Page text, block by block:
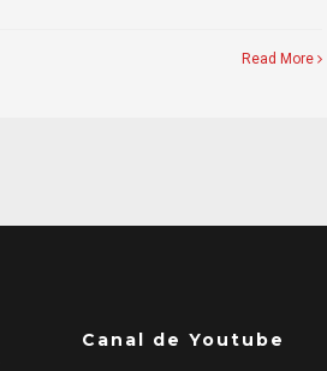
Read More
Canal de Youtube